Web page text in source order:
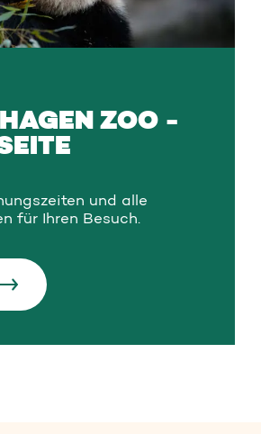
ZOO -
und alle
für Ihren Besuch.